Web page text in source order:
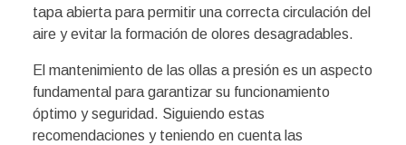
tapa abierta para permitir una correcta circulación del
aire y evitar la formación de olores desagradables.
El mantenimiento de las ollas a presión es un aspecto
fundamental para garantizar su funcionamiento
óptimo y seguridad. Siguiendo estas
recomendaciones y teniendo en cuenta las